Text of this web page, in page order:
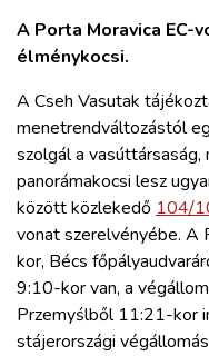
REGISZTRÁCIÓ
A Porta Moravica EC-
élménykocsi.
A Cseh Vasutak
menetrendváltozástól
szolgál a vasúttársaság,
panorámakocsi lesz
között közlekedő 104/
vonat szerelvényébe. A
kor, Bécs
9:10-kor van, a
Przemyślből 11:21-kor
stájerországi